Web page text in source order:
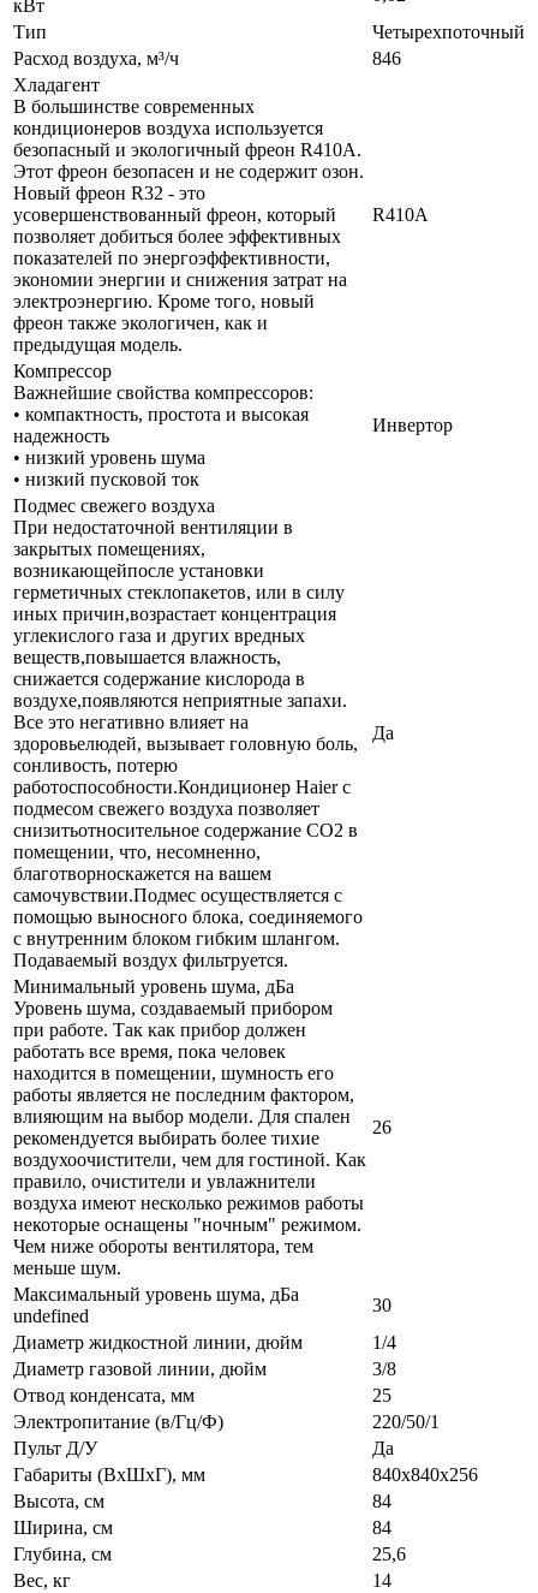
кВт
Тип
Четырехпоточный
Расход воздуха, м³/ч
846
Хладагент
В большинстве современных
кондиционеров воздуха используется
безопасный и экологичный фреон R410A.
Этот фреон безопасен и не содержит озон.
Новый фреон R32 - это
усовершенствованный фреон, который
позволяет добиться более эффективных
показателей по энергоэффективности,
экономии энергии и снижения затрат на
электроэнергию. Кроме того, новый
фреон также экологичен, как и
предыдущая модель.
R410A
Компрессор
Важнейшие свойства компрессоров:
• компактность, простота и высокая
надежность
• низкий уровень шума
• низкий пусковой ток
Инвертор
Подмес свежего воздуха
При недостаточной вентиляции в
закрытых помещениях,
возникающейпосле установки
герметичных стеклопакетов, или в силу
иных причин,возрастает концентрация
углекислого газа и других вредных
веществ,повышается влажность,
снижается содержание кислорода в
воздухе,появляются неприятные запахи.
Все это негативно влияет на
здоровьелюдей, вызывает головную боль,
сонливость, потерю
работоспособности.Кондиционер Haier с
подмесом свежего воздуха позволяет
снизитьотносительное содержание СО2 в
помещении, что, несомненно,
благотворноскажется на вашем
самочувствии.Подмес осуществляется с
помощью выносного блока, соединяемого
с внутренним блоком гибким шлангом.
Подаваемый воздух фильтруется.
Да
Минимальный уровень шума, дБа
Уровень шума, создаваемый прибором
при работе. Так как прибор должен
работать все время, пока человек
находится в помещении, шумность его
работы является не последним фактором,
влияющим на выбор модели. Для спален
рекомендуется выбирать более тихие
воздухоочистители, чем для гостиной. Как
правило, очистители и увлажнители
воздуха имеют несколько режимов работы
некоторые оснащены "ночным" режимом.
Чем ниже обороты вентилятора, тем
меньше шум.
26
Максимальный уровень шума, дБа
undefined
30
Диаметр жидкостной линии, дюйм
1/4
Диаметр газовой линии, дюйм
3/8
Отвод конденсата, мм
25
Электропитание (в/Гц/Ф)
220/50/1
Пульт Д/У
Да
Габариты (ВxШxГ), мм
840x840x256
Высота, см
84
Ширина, см
84
Глубина, см
25,6
Вес, кг
14